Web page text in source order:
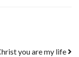
you are my life